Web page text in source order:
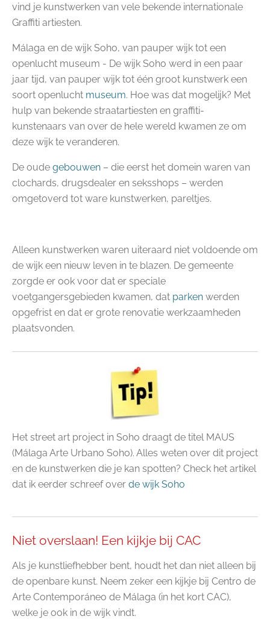
vind je kunstwerken van vele bekende internationale
Graffiti artiesten.
Málaga en de wijk Soho, van pauper wijk tot een
openlucht museum - De wijk Soho werd in een paar
jaar tijd, van pauper wijk tot één groot kunstwerk een
soort openlucht museum. Hoe was dat mogelijk? Met
hulp van bekende straatartiesten en graffiti-
kunstenaars van over de hele wereld kwamen ze om
deze wijk te veranderen.
De oude gebouwen – die eerst het domein waren van
clochards, drugsdealer en seksshops – werden
omgetoverd tot ware kunstwerken, pareltjes.
Alleen kunstwerken waren uiteraard niet voldoende om
de wijk een nieuw leven in te blazen. De gemeente
zorgde er ook voor dat er speciale
voetgangersgebieden kwamen, dat parken werden
opgefrist en dat er grote renovatie werkzaamheden
plaatsvonden.
Het street art project in Soho draagt de titel MAUS
(Málaga Arte Urbano Soho). Alles weten over dit project
en de kunstwerken die je kan spotten? Check het artikel
dat ik eerder schreef over de wijk Soho
Niet overslaan! Een kijkje bij CAC
Als je kunstliefhebber bent, houdt het dan niet alleen bij
de openbare kunst. Neem zeker een kijkje bij Centro de
Arte Contemporáneo de Málaga (in het kort CAC),
welke je ook in de wijk vindt.